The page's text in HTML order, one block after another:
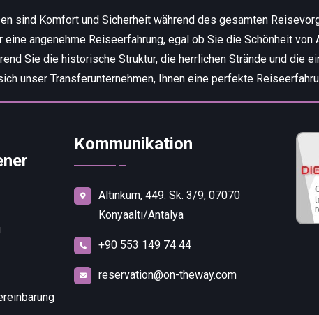
sind Komfort und Sicherheit während des gesamten
angenehme Reiseerfahrung, egal ob Sie die Schönheit von
Sie die historische Struktur, die herrlichen Strände und die
unser Transferunternehmen, Ihnen eine perfekte
Kommunikation
Altınkum, 449. Sk. 3/9, 07070
Konyaaltı/Antalya
+90 553 149 74 44
reservation@on-theway.com